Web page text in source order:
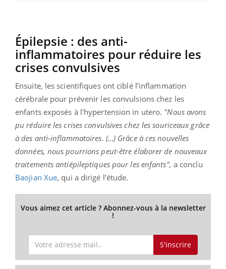
Épilepsie : des anti-
inflammatoires pour réduire les
crises convulsives
Ensuite, les scientifiques ont ciblé l’inflammation
cérébrale pour prévenir les convulsions chez les
enfants exposés à l'hypertension in utero. "Nous avons
pu réduire les crises convulsives chez les souriceaux grâce
à des anti-inflammatoires. (…) Grâce à ces nouvelles
données, nous pourrions peut-être élaborer de nouveaux
traitements antiépileptiques pour les enfants", a conclu
Baojian Xue, qui a dirigé l’étude.
Vous aimez cet article ? Abonnez-vous à la newsletter
!
S'inscrire